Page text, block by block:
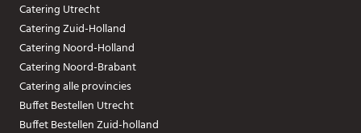
Catering Utrecht
Catering Zuid-Holland
Catering Noord-Holland
Catering Noord-Brabant
Catering alle provincies
Buffet Bestellen Utrecht
Buffet Bestellen Zuid-holland